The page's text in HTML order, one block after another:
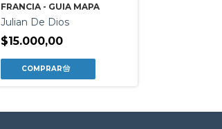
FRANCIA - GUIA MAPA
Julian De Dios
$15.000,00